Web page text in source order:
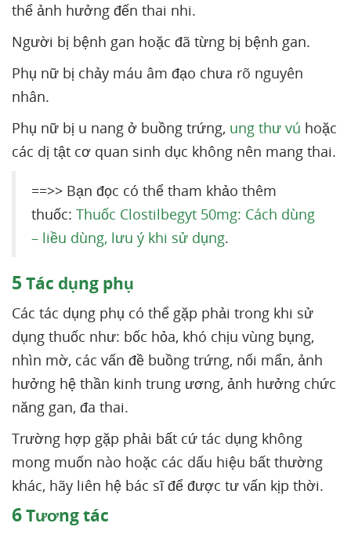
thể ảnh hưởng đến thai nhi.
Người bị bệnh gan hoặc đã từng bị bệnh gan.
Phụ nữ bị chảy máu âm đạo chưa rõ nguyên
nhân.
Phụ nữ bị u nang ở buồng trứng, ung thư vú hoặc
các dị tật cơ quan sinh dục không nên mang thai.
==>> Bạn đọc có thể tham khảo thêm
thuốc: Thuốc Clostilbegyt 50mg: Cách dùng
– liều dùng, lưu ý khi sử dụng.
5 Tác dụng phụ
Các tác dụng phụ có thể gặp phải trong khi sử
dụng thuốc như: bốc hỏa, khó chịu vùng bụng,
nhìn mờ, các vấn đề buồng trứng, nổi mẩn, ảnh
hưởng hệ thần kinh trung ương, ảnh hưởng chức
năng gan, đa thai.
Trường hợp gặp phải bất cứ tác dụng không
mong muốn nào hoặc các dấu hiệu bất thường
khác, hãy liên hệ bác sĩ để được tư vấn kịp thời.
6Tương tác